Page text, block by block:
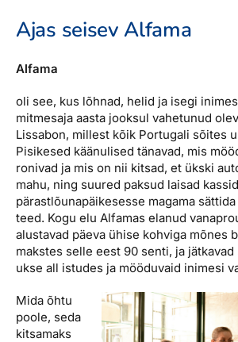
Ajas seisev Alfama
Alfama
oli see, kus lõhnad, helid ja isegi
mitmesaja aasta jooksul vahetunud
Lissabon, millest kõik Portugali sõites
Pisikesed käänulised tänavad, mis
ronivad ja mis on nii kitsad, et ükski
mahu, ning suured paksud laisad
pärastlõunapäikesesse magama
teed. Kogu elu Alfamas elanud
alustavad päeva ühise kohviga mõnes
makstes selle eest 90 senti, ja
ukse all istudes ja mööduvaid inimesi
Mida õhtu
poole, seda
kitsamaks